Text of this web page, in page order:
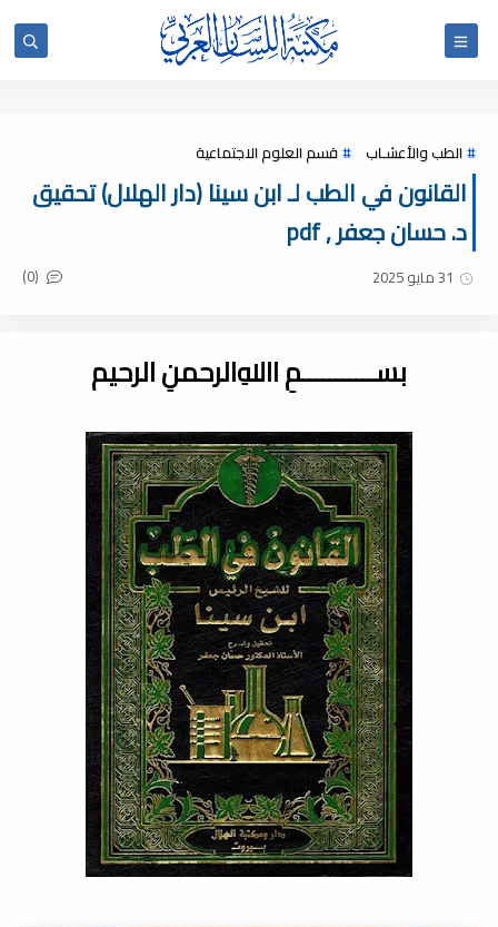
الطب والأعشـاب قسم العلوم الاجتماعية
القانون في الطب لـ ابن سينا (دار الهلال) تحقيق
د. حسان جعفر , pdf
31 مايو 2025 (0)
بســـــــــــمِ اﷲِالرحمنِ الرحيم